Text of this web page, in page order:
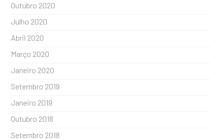
Outubro 2020
Julho 2020
Abril 2020
Março 2020
Janeiro 2020
Setembro 2019
Janeiro 2019
Outubro 2018
Setembro 2018